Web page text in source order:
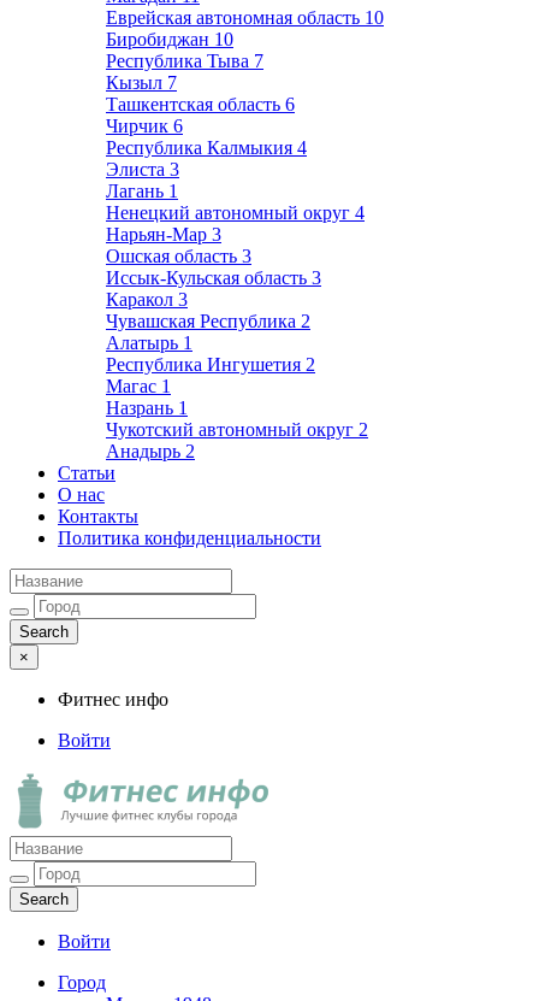
Еврейская автономная область 10
Биробиджан 10
Республика Тыва 7
Кызыл 7
Ташкентская область 6
Чирчик 6
Республика Калмыкия 4
Элиста 3
Лагань 1
Ненецкий автономный округ 4
Нарьян-Мар 3
Ошская область 3
Иссык-Кульская область 3
Каракол 3
Чувашская Республика 2
Алатырь 1
Республика Ингушетия 2
Магас 1
Назрань 1
Чукотский автономный округ 2
Анадырь 2
Статьи
О нас
Контакты
Политика конфиденциальности
×
Фитнес инфо
Войти
Фитнес инфо
Лучшие фитнес клубы города
Войти
Город